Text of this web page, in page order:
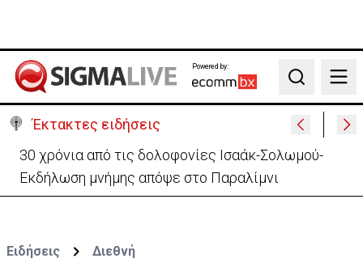
Powered by:
Search
Έκτακτες ειδήσεις
30 χρόνια από τις δολοφονίες Ισαάκ-Σολωμού-
Εκδήλωση μνήμης απόψε στο Παραλίμνι
Ειδήσεις Διεθνή